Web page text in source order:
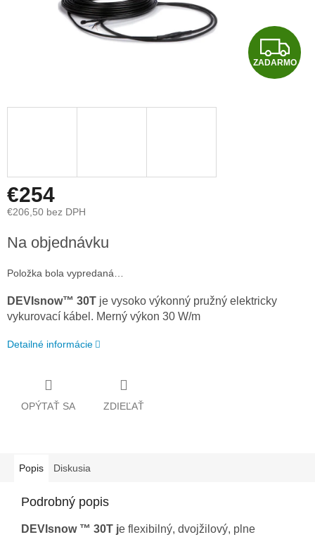
Z
A
ZADARMO
€254
€206,50 bez DPH
cena:
Na objednávku
Položka bola vypredaná…
DEVIsnow™ 30T je vysoko výkonný pružný elektricky
vykurovací kábel. Merný výkon 30 W/m
Detailné informácie
OPÝTAŤ SA ZDIEĽAŤ
Popis Diskusia
Podrobný popis
DEVIsnow ™ 30T je flexibilný, dvojžilový, plne